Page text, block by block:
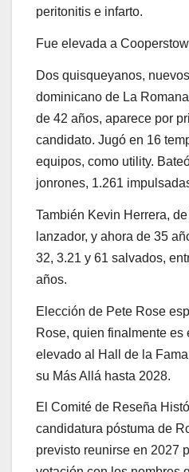
peritonitis e infarto.
Fue elevada a
Dos quisqueyanos,
dominicano de La
de 42 años, aparece por
candidato. Jugó en 16
equipos, como utility.
jonrones, 1.261
También Kevin Herrera,
lanzador, y ahora de 35
32, 3.21 y 61 salvados,
años.
Elección de Pete Rose
Rose, quien finalmente es
elevado al Hall de la
su Más Allá hasta 2028.
El Comité de Reseña
candidatura póstuma de
previsto reunirse en 2027